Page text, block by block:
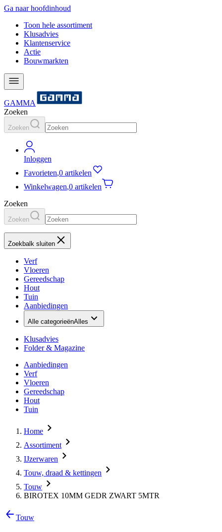
Ga naar hoofdinhoud
Toon hele assortiment
Klusadvies
Klantenservice
Actie
Bouwmarkten
GAMMA
Zoeken
Zoeken
Inloggen
Favorieten,0 artikelen
Winkelwagen,0 artikelen
Zoeken
Zoeken
Zoekbalk sluiten
Verf
Vloeren
Gereedschap
Hout
Tuin
Aanbiedingen
Alle categorieënAlles
Klusadvies
Folder & Magazine
Aanbiedingen
Verf
Vloeren
Gereedschap
Hout
Tuin
Home
Assortiment
IJzerwaren
Touw, draad & kettingen
Touw
BIROTEX 10MM GEDR ZWART 5MTR
Touw